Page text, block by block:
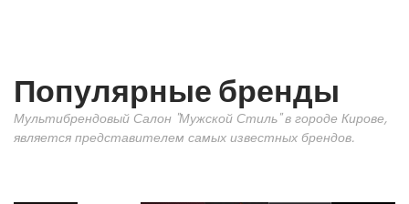
Популярные бренды
Мультибрендовый Салон "Мужской Стиль" в городе Кирове,
является представителем самых известных брендов.